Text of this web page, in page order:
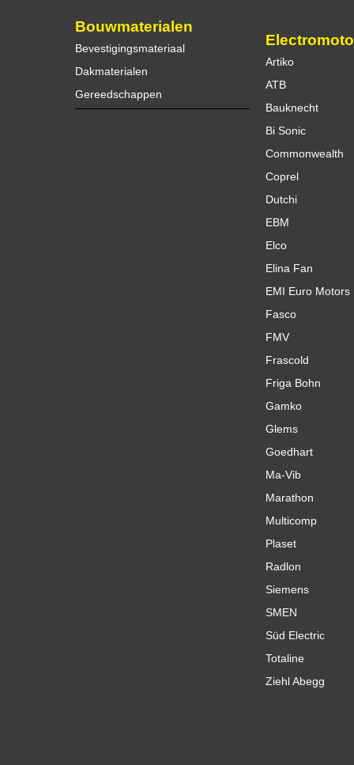
Bouwmaterialen
Bevestigingsmateriaal
Dakmaterialen
Gereedschappen
Artiko
ATB
Bauknecht
Bi Sonic
Commonwealth
Coprel
Dutchi
EBM
Elco
Elina Fan
EMI Euro Motors
Fasco
FMV
Frascold
Friga Bohn
Gamko
Glems
Goedhart
Ma-Vib
Marathon
Multicomp
Plaset
Radlon
Siemens
SMEN
Süd Electric
Totaline
Ziehl Abegg